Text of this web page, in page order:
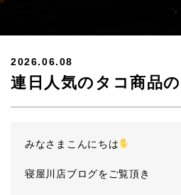
2026.06.08
連日人気のタコ商品
みなさまこんにちは
寝屋川店ブログをご覧頂き